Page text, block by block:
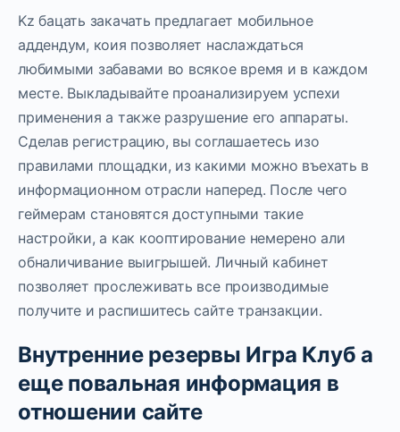
Kz бацать закачать предлагает мобильное
аддендум, коия позволяет наслаждаться
любимыми забавами во всякое время и в каждом
месте. Выкладывайте проанализируем успехи
применения а также разрушение его аппараты.
Сделав регистрацию, вы соглашаетесь изо
правилами площадки, из какими можно въехать в
информационном отрасли наперед. После чего
геймерам становятся доступными такие
настройки, а как кооптирование немерено али
обналичивание выигрышей. Личный кабинет
позволяет прослеживать все производимые
получите и распишитесь сайте транзакции.
Внутренние резервы Игра Клуб а
еще повальная информация в
отношении сайте